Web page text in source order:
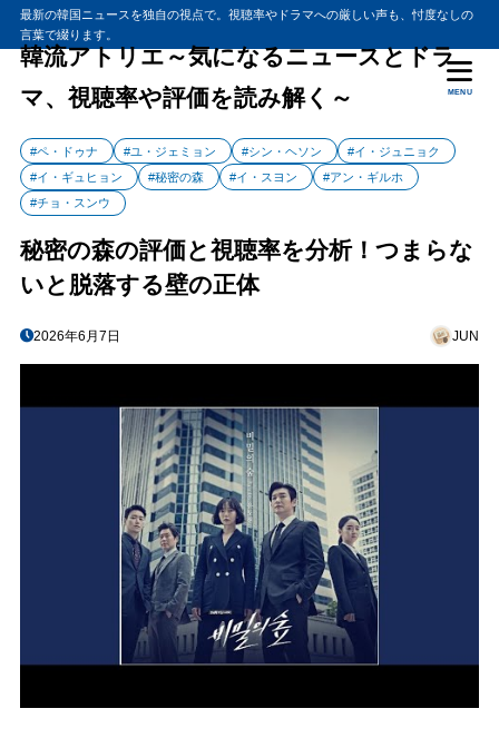
最新の韓国ニュースを独自の視点で。視聴率やドラマへの厳しい声も、忖度なしの
言葉で綴ります。
韓流アトリエ～気になるニュースとドラ
マ、視聴率や評価を読み解く～
MENU
#ペ・ドゥナ #ユ・ジェミョン #シン・ヘソン
#イ・ジュニョク
#イ・ギュヒョン
#秘密の森 #イ・スヨン
#アン・ギルホ
#チョ・スンウ
秘密の森の評価と視聴率を分析！つまらな
いと脱落する壁の正体
2026年6月7日 JUN